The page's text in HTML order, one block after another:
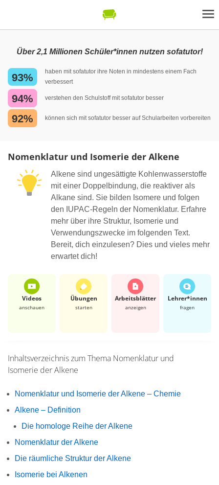
Über 2,1 Millionen Schüler*innen nutzen sofatutor!
93%
haben mit sofatutor ihre Noten in mindestens einem Fach
verbessert
94% verstehen den Schulstoff mit sofatutor besser
92% können sich mit sofatutor besser auf Schularbeiten vorbereiten
Nomenklatur und Isomerie der Alkene
Alkene sind ungesättigte Kohlenwasserstoffe
mit einer Doppelbindung, die reaktiver als
Alkane sind. Sie bilden Isomere und folgen
den IUPAC-Regeln der Nomenklatur. Erfahre
mehr über ihre Struktur, Isomerie und
Verwendungszwecke im folgenden Text.
Bereit, dich einzulesen? Dies und vieles mehr
erwartet dich!
Videos
anschauen
Übungen
starten
Arbeits­blätter
anzeigen
Lehrer*​innen
fragen
Inhaltsverzeichnis zum Thema Nomenklatur und
Isomerie der Alkene
Nomenklatur und Isomerie der Alkene – Chemie
Alkene – Definition
Die homologe Reihe der Alkene
Nomenklatur der Alkene
Die räumliche Struktur der Alkene
Isomerie bei Alkenen